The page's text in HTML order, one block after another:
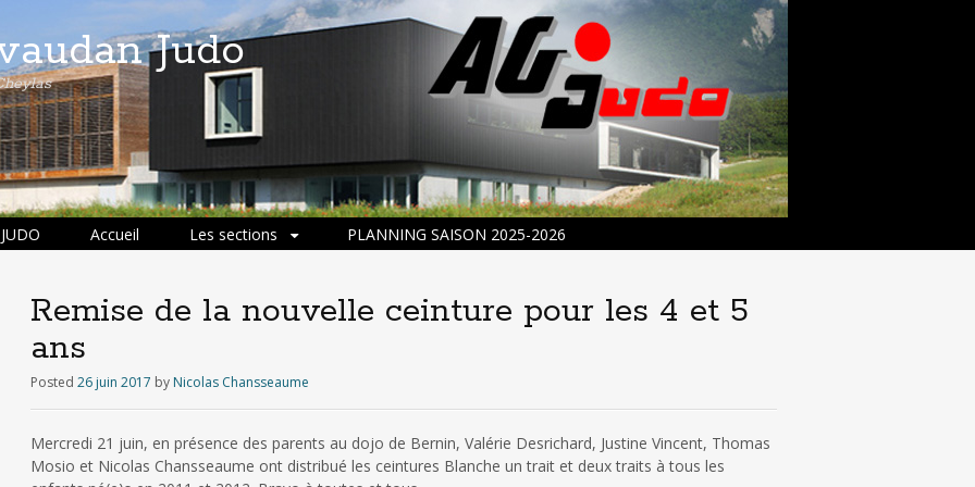
Judo
Accueil Les sections PLANNING SAISON 2025-2026
Remise de la nouvelle ceinture pour les 4 et 5
ans
Posted 26 juin 2017 by Nicolas Chansseaume
Mercredi 21 juin, en présence des parents au dojo de Bernin, Valérie Desrichard, Justine Vincent, Thomas
Mosio et Nicolas Chansseaume ont distribué les ceintures Blanche un trait et deux traits à tous les